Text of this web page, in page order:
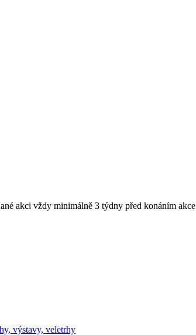
akci vždy minimálně 3 týdny před konáním akce
výstavy, veletrhy